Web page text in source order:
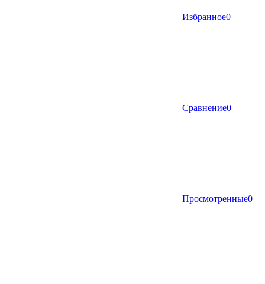
Избранное0
Сравнение0
Просмотренные0